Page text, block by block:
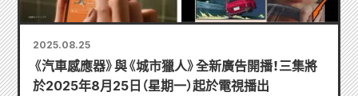
2025.08.25
《汽車感應器》與《城市獵人》全新廣告開播！三集將
於2025年8月25日（星期一）起於電視播出